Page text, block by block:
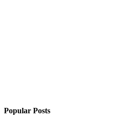
Popular Posts